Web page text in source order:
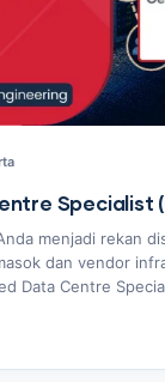
Specialist
menjadi rekan
dan vendor
Data Centre